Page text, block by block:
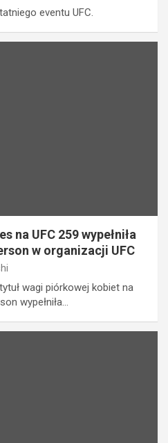
eventu UFC.
na UFC 259 wypełniła
w organizacji UFC
wagi piórkowej kobiet na
wypełniła…